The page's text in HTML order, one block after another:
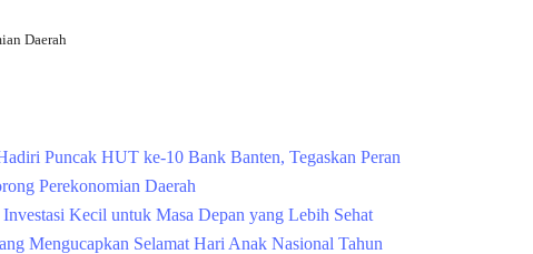
Daerah
Puncak HUT ke-10 Bank Banten, Tegaskan Peran
Perekonomian Daerah
Kecil untuk Masa Depan yang Lebih Sehat
Mengucapkan Selamat Hari Anak Nasional Tahun